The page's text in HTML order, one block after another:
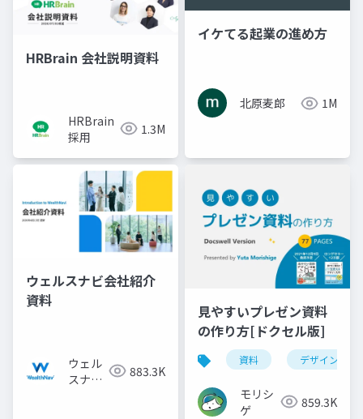
HRBrain 会社説明資料
HRBrain
採用
1.3M
イケてる起業の進め方
北原麦郎 1M
ウェルスナビ会社紹介
資料
ウェル
スナビ
883.3K
見やすいプレゼン資料
の作り方[ドクセル版]
資料 デザイン
モリシ
ゲ
859.3K